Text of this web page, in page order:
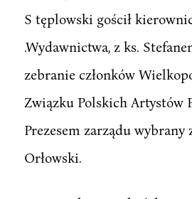
S tęplowski gościł
.Wydawnictwa, z ks.
zebranie członków
Związku Polskich Artystów
Prezesem zarządu wybrany
Orłowski.